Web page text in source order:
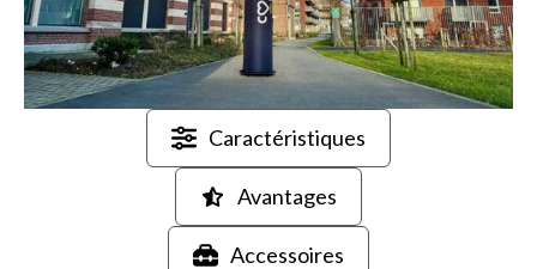
Caractéristiques
Avantages
Accessoires